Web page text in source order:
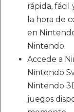
rápida, fácil
la hora de
en
Nintendo.
Accede a
Nintendo
Nintendo
juegos